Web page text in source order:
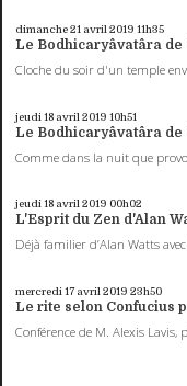
dimanche 21 avril 2019 11h35
Le Bodhicaryâvatâra de
Cloche du soir d'un temple
jeudi 18 avril 2019 10h51
Le Bodhicaryâvatâra de
Comme dans la nuit que
jeudi 18 avril 2019 00h02
L'Esprit du Zen d'Alan
Déjà familier d’Alan Watts
mercredi 17 avril 2019 23h50
Le rite selon Confucius
Conférence de M. Alexis Lavis,